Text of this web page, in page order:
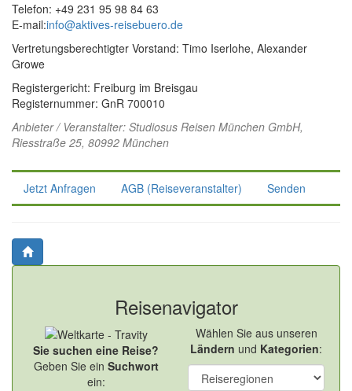
Telefon: +49 231 95 98 84 63
E-mail:info@aktives-reisebuero.de
Vertretungsberechtigter Vorstand: Timo Iserlohe, Alexander
Growe
Registergericht: Freiburg im Breisgau
Registernummer: GnR 700010
Anbieter / Veranstalter: Studiosus Reisen München GmbH,
Riesstraße 25, 80992 München
Jetzt Anfragen AGB (Reiseveranstalter) Senden
Reisenavigator
Sie suchen eine Reise?
Geben Sie ein Suchwort
ein:
Wählen Sie aus unseren
Ländern und Kategorien: